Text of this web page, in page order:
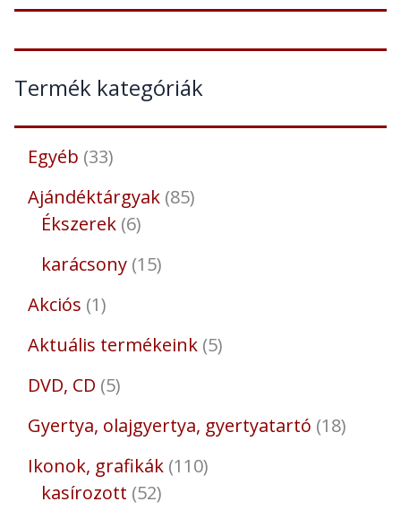
Termék kategóriák
Egyéb 33
Ajándéktárgyak 85
Ékszerek 6
karácsony 15
Akciós 1
Aktuális termékeink 5
DVD, CD 5
Gyertya, olajgyertya, gyertyatartó 18
Ikonok, grafikák 110
kasírozott 52